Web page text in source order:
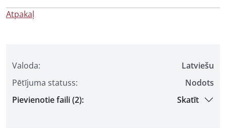
Valoda:
Latviešu
Pētījuma statuss:
Nodots
Pievienotie faili (2):
Skatīt
Atpakaļ